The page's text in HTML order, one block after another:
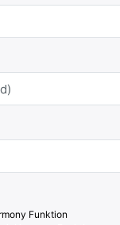
Funktion